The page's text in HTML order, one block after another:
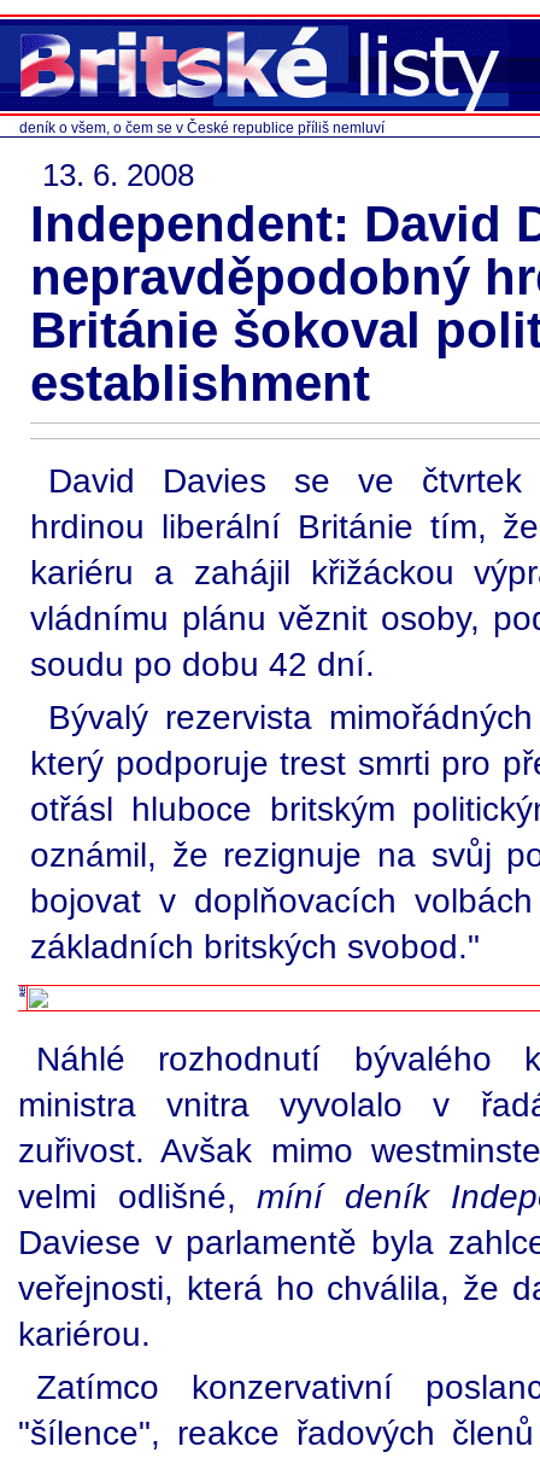
deník o všem, o čem se v České republice příliš nemluví
13. 6. 2008
Independent: David
nepravděpodobný
Británie šokoval
establishment
David Davies se ve čtvrtek
hrdinou liberální Británie tím,
kariéru a zahájil křižáckou
vládnímu plánu věznit osoby,
soudu po dobu 42 dní.
Bývalý rezervista
který podporuje trest smrti pro
otřásl hluboce britským
oznámil, že rezignuje na svůj
bojovat v doplňovacích
základních britských svobod."
Náhlé rozhodnutí bývalého
ministra vnitra vyvolalo v
zuřivost. Avšak mimo
velmi odlišné,míní deník
Daviese v parlamentě byla
veřejnosti, která ho chválila, že
kariérou.
Zatímco konzervativní
"šílence", reakce řadových